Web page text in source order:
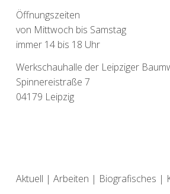
Öffnungszeiten
von Mittwoch bis Samstag
immer 14 bis 18 Uhr
Werkschauhalle der Leipziger
Spinnereistraße 7
04179 Leipzig
Aktuell | Arbeiten | Biografisches |